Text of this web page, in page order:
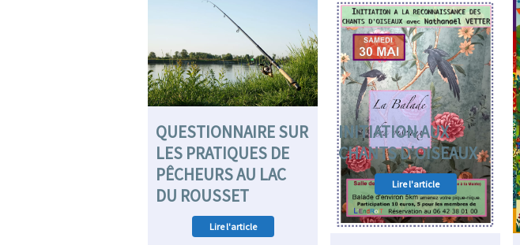
QUESTIONNAIRE SUR
LES PRATIQUES DE
PÊCHEURS AU LAC
DU ROUSSET
Lire l'article
INITIATION AUX
CHANTS D'OISEAUX
Lire l'article